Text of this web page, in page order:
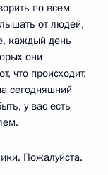
по всем
от людей,
каждый день
они
что происходит,
сегодняшний
у вас есть
Пожалуйста.